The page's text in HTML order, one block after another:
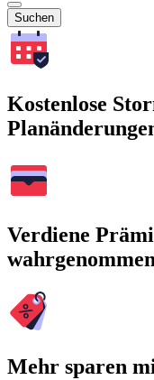
Suchen
Kostenlose
Verdiene
Mehr sparen